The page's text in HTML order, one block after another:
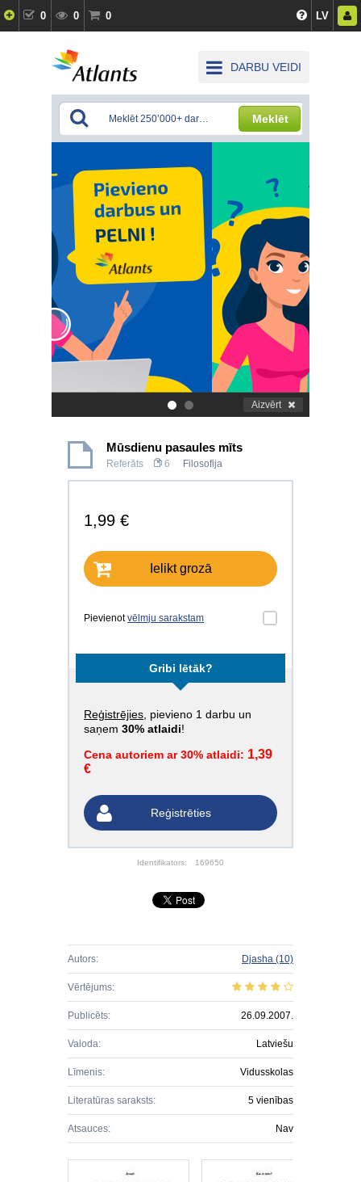
0 0 0 LV
DARBU VEIDI
Meklēt
. Aizvērt
Mūsdienu pasaules mīts
Referāts 6 Filosofija
1,99 €
Ielikt grozā
Pievienotvēlmju sarakstam
Gribi lētāk?
Reģistrējies , pievieno 1 darbu un
saņem 30% atlaidi!
Cena autoriem ar 30% atlaidi: 1,39
€
Reģistrēties
Identifikators: 169650
Autors: Djasha (10)
Vērtējums:
Publicēts: 26.09.2007.
Valoda: Latviešu
Līmenis: Vidusskolas
Literatūras saraksts: 5 vienības
Atsauces: Nav